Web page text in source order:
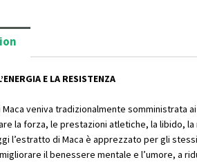
E LA RESISTENZA
Maca veniva tradizionalmente somministrata
la forza, le prestazioni atletiche, la libido,
l’estratto di Maca è apprezzato per gli
il benessere mentale e l’umore, a